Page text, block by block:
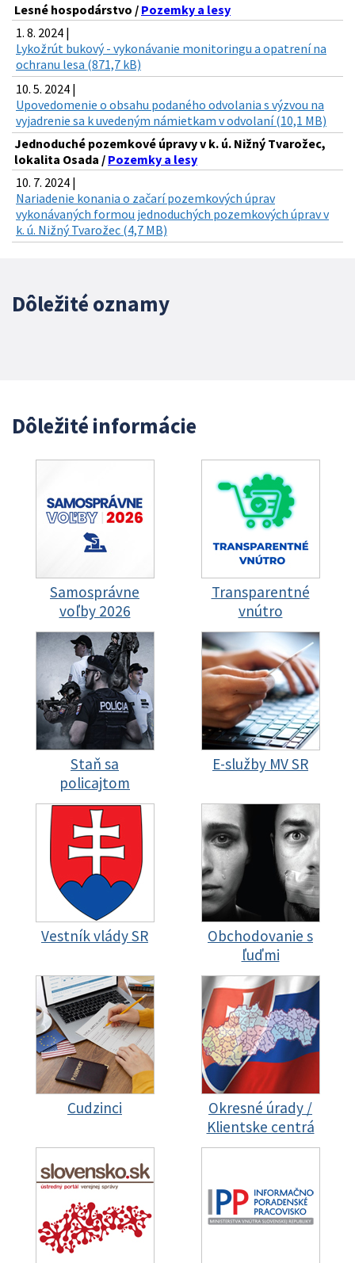
Lesné hospodárstvo / Pozemky a lesy
1. 8. 2024 |
Lykožrút bukový - vykonávanie monitoringu a opatrení na
ochranu lesa (871,7 kB)
10. 5. 2024 |
Upovedomenie o obsahu podaného odvolania s výzvou na
vyjadrenie sa k uvedeným námietkam v odvolaní (10,1 MB)
Jednoduché pozemkové úpravy v k. ú. Nižný Tvarožec,
lokalita Osada / Pozemky a lesy
10. 7. 2024 |
Nariadenie konania o začarí pozemkových úprav
vykonávaných formou jednoduchých pozemkových úprav v
k. ú. Nižný Tvarožec (4,7 MB)
Dôležité oznamy
Dôležité informácie
Samosprávne
voľby 2026
Transparentné
vnútro
Staň sa
policajtom
E-služby MV SR
Vestník vlády SR
Obchodovanie s
ľuďmi
Cudzinci
Okresné úrady /
Klientske centrá